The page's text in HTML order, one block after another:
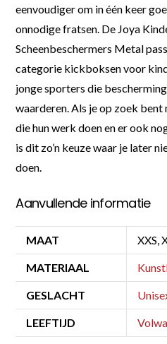
eenvoudiger om in één keer
onnodige fratsen. De Joya
Scheenbeschermers Metal
categorie kickboksen voor
jonge sporters die
waarderen. Als je op zoek bent
die hun werk doen en er ook
is dit zo’n keuze waar je later
doen.
Aanvullende informatie
MAAT XXS,
MATERIAAL
GESLACHT
LEEFTIJD